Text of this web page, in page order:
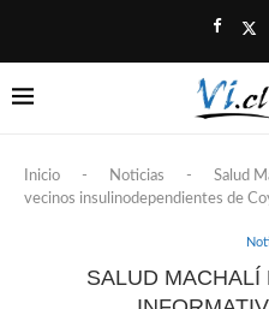
Inicio - Noticias -
Salud
vecinos insulinodependientes de
SALUD MACHALÍ